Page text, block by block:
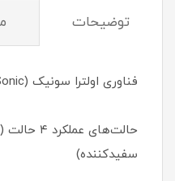
توضیحات
فناوری اولترا سونیک (Sonic)
حالت‌های
سفیدکننده)